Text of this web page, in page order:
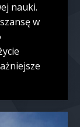
nauki.
w